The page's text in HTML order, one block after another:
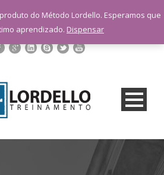
+55 11 9 1398-3091
do Método Lordello. Esperamos que
aprendizado. Dispensar